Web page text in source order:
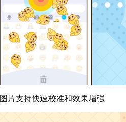
片支持快速校准和效果增强